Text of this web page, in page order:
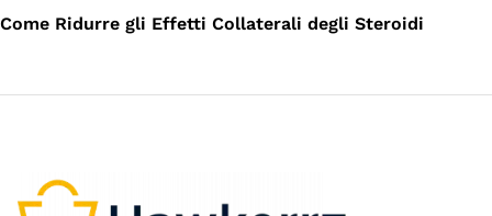
Post
Come Ridurre gli Effetti Collaterali degli Steroidi